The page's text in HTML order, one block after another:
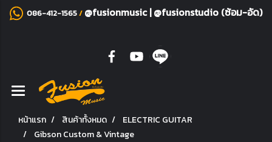
086-412-1565/ @fusionmusic|@fusionstudio (ซ้อม-อัด)
หน้าแรก สินค้าทั้งหมด
ELECTRIC GUITAR
Gibson Custom & Vintage